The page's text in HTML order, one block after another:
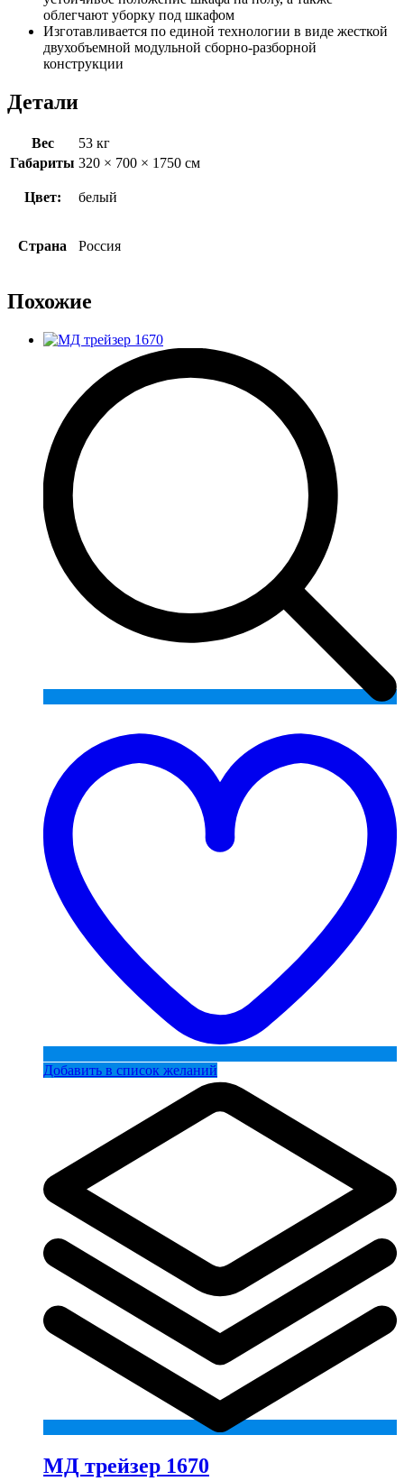
облегчают уборку под шкафом
Изготавливается по единой технологии в виде жесткой
двухобъемной модульной сборно-разборной
конструкции
Детали
Вес
53 кг
Габариты 320 × 700 × 1750 см
Цвет: белый
Страна Россия
Похожие
Добавить в список желаний
МД трейзер 1670